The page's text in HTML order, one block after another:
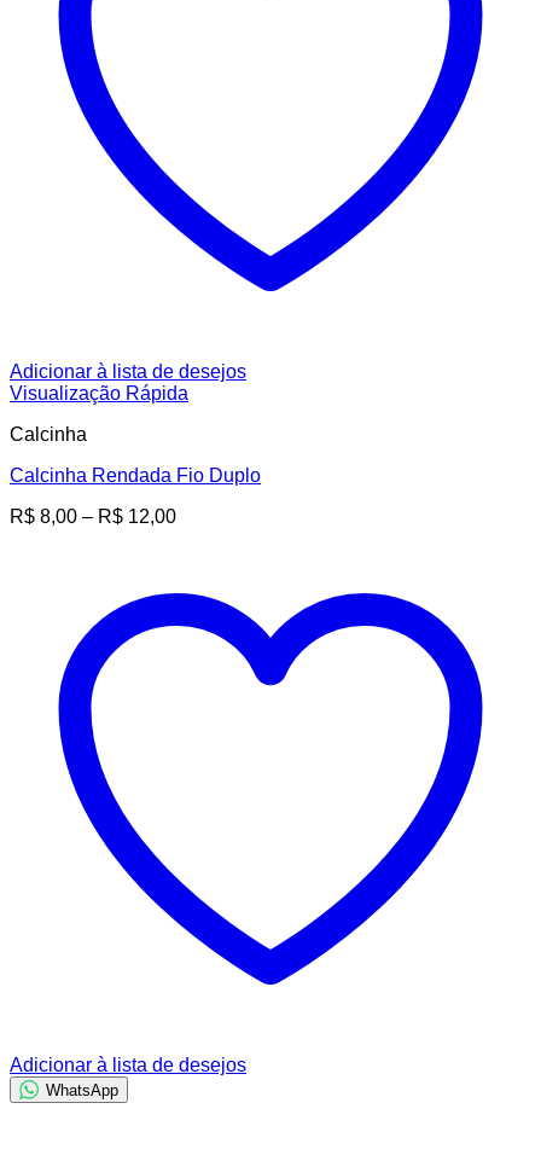
Adicionar à lista de desejos
Visualização Rápida
Calcinha
Calcinha Rendada Fio Duplo
R$ 8,00 – R$ 12,00Faixa
através
R$ 12,00
Adicionar à lista de desejos
WhatsApp